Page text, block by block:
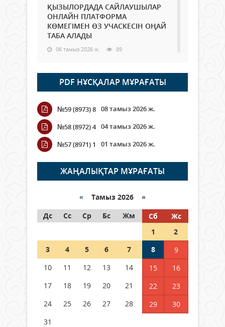
ҚЫЗЫЛОРДАДА САЙЛАУШЫЛАР
ОНЛАЙН ПЛАТФОРМА
КӨМЕГІМЕН ӨЗ УЧАСКЕСІН ОҢАЙ
ТАБА АЛАДЫ
06 тамыз 2026 ж. 89
Open Air: Қызылорда облысы
полиция департаменті 20
мыңнан астам көрерменнің
қауіпсіздігін қамтамасыз етті
06 тамыз 2026 ж.
Wi-Fi ҚАБЫРҒА АРҚЫЛЫ ҚАЛАЙ
ӨТЕДІ?
06 тамыз 2026 ж. 266
граждане Казахстана,
05 тамыз 2026 ж. 147
Шетелде жүрген Қазақстан
азаматтары қалай дауыс бере
PDF НҰСҚАЛАР МҰРАҒАТЫ
№59 (8973) 8 08 тамыз 2026 ж.
№58 (8972) 4 04 тамыз 2026 ж.
№57 (8971) 1
01 тамыз 2026 ж.
ЖАҢАЛЫҚТАР МҰРАҒАТЫ
« Тамыз 2026 »
Дс
Сс Ср Бс Жм Сб
Жс
1
2
3
4 5 6 7 8
9
10
11 12 13 14 15
16
17
18 19 20 21 22
23
24
25 26 27 28 29
30
31